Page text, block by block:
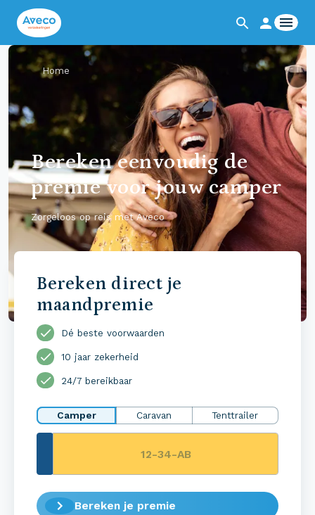
Home
Bereken eenvoudig de
premie voor jouw camper
Zorgeloos op reis met Aveco
Bereken direct je
maandpremie
Dé beste voorwaarden
10 jaar zekerheid
24/7 bereikbaar
Camper Caravan Tenttrailer
Bereken je premie